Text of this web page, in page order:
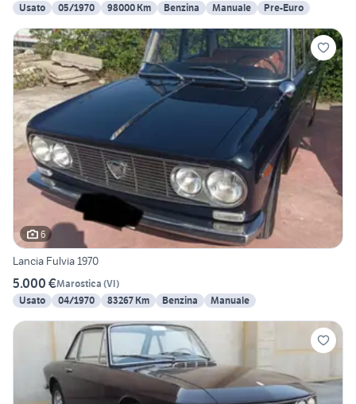
Usato
05/1970 98000 Km Benzina Manuale Pre-Euro
6
Lancia Fulvia 1970
5.000 €Marostica (VI)
Usato
04/1970 83267 Km Benzina Manuale